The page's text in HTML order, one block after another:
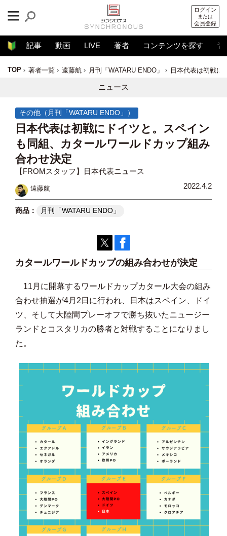
ログイン
または
会員登録
記事 動画 LIVE 著者 コンテンツを探す 音
TOP 著者一覧 遠藤航 月刊「WATARU ENDO」 日本代表は初戦に
ニュース
その他（月刊「WATARU ENDO」）
日本代表は初戦にドイツと。スペイン
も同組、カタールワールドカップ組み
合わせ決定
【FROMスタッフ】日本代表ニュース
遠藤航 2022.4.2
月刊「WATARU ENDO」
カタールワールドカップの組み合わせが決定
11月に開幕するワールドカップカタール大会の組み
合わせ抽選が4月2日に行われ、日本はスペイン、ドイ
ツ、そして大陸間プレーオフで勝ち抜いたニュージー
ランドとコスタリカの勝者と対戦することになりまし
た。